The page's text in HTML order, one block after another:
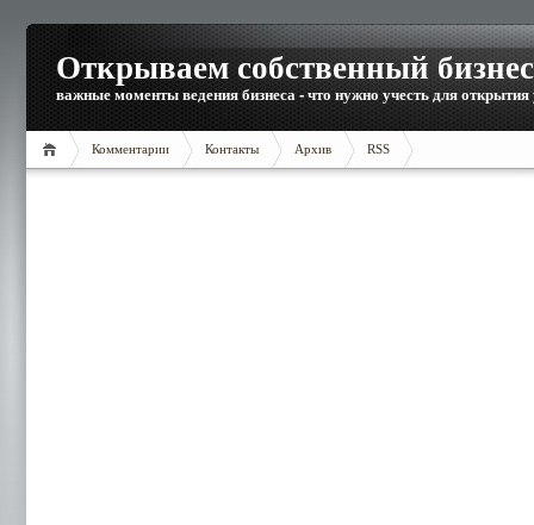
Открываем собственный бизнес
важные моменты ведения бизнеса - что нужно учесть для открытия
Комментарии Контакты Архив RSS